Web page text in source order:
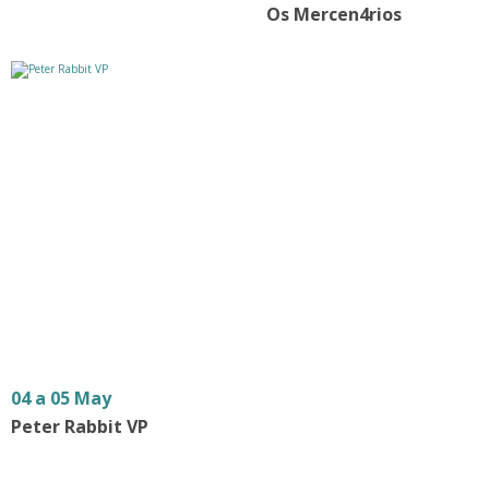
Os Mercen4rios
04 a 05 May
Peter Rabbit VP